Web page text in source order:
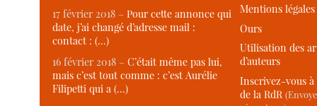
17 février 2018 –Pour cette annonce qui
date, j’ai changé d’adresse mail :
contact : (…)
16 février 2018 –C’était même pas lui,
mais c’est tout comme : c’est Aurélie
Filipetti qui a (…)
Mentions légales
Ours
Utilisation des
d’auteurs
Inscrivez-vous
de la RdR